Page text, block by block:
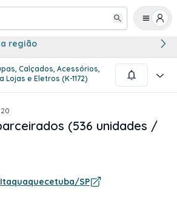
região
Calçados, Acessórios,
e Eletros (K-1172)
(536 unidades /
SP